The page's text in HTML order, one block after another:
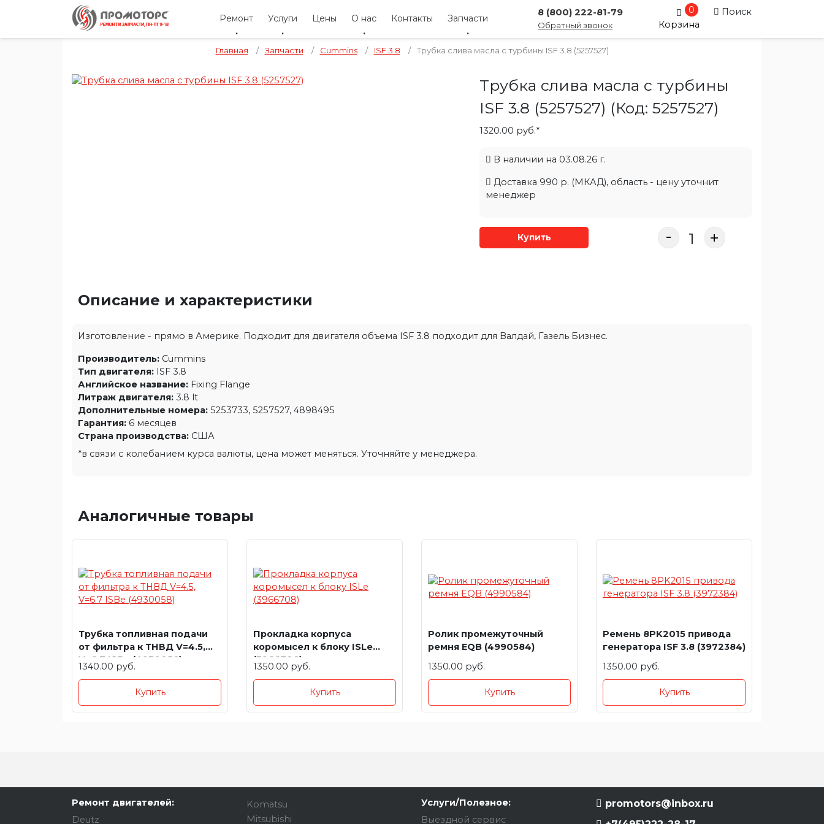
Ремонт Услуги Цены О нас Контакты Запчасти
8 (800) 222-81-79
Обратный звонок
0
Корзина
Поиск
Главная / Запчасти / Cummins / ISF 3.8 / Трубка слива масла с турбины ISF 3.8 (5257527)
Трубка слива масла с турбины
ISF 3.8 (5257527) (Код: 5257527)
1320.00 руб.*
В наличии на 03.08.26 г.
Доставка 990 р. (МКАД), область - цену уточнит
менеджер
Купить - +
Описание и характеристики
Изготовление - прямо в Америке. Подходит для двигателя объема ISF 3.8 подходит для Валдай, Газель Бизнес.
Производитель: Cummins
Тип двигателя: ISF 3.8
Английское название: Fixing Flange
Литраж двигателя: 3.8 lt
Дополнительные номера: 5253733, 5257527, 4898495
Гарантия: 6 месяцев
Страна производства: США
*в связи с колебанием курса валюты, цена может меняться. Уточняйте у менеджера.
Аналогичные товары
Трубка топливная подачи
от фильтра к ТНВД V=4.5,
V=6.7 ISBe (4930058)
1340.00 руб.
Купить
Прокладка корпуса
коромысел к блоку ISLe
(3966708)
1350.00 руб.
Купить
Ролик промежуточный
ремня EQB (4990584)
1350.00 руб.
Купить
Ремень 8PK2015 привода
генератора ISF 3.8 (3972384)
1350.00 руб.
Купить
Ремонт двигателей:
Deutz
Komatsu
Mitsubishi
Услуги/Полезное:
Выездной сервис
promotors@inbox.ru